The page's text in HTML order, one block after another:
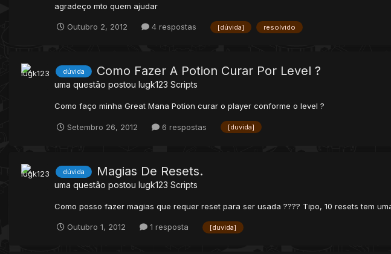
agradeço mto quem ajudar
Outubro 2, 2012 4 respostas [dúvida] resolvido
dúvida Como Fazer A Potion Curar Por Level ?
uma questão postou lugk123 Scripts
Como faço minha Great Mana Potion curar o player conforme o level ?
Setembro 26, 2012 6 respostas [duvida]
dúvida Magias De Resets.
uma questão postou lugk123 Scripts
Como posso fazer magias que requer reset para ser usada ???? Tipo, 10 resets tem
Outubro 1, 2012 1 resposta [duvida]